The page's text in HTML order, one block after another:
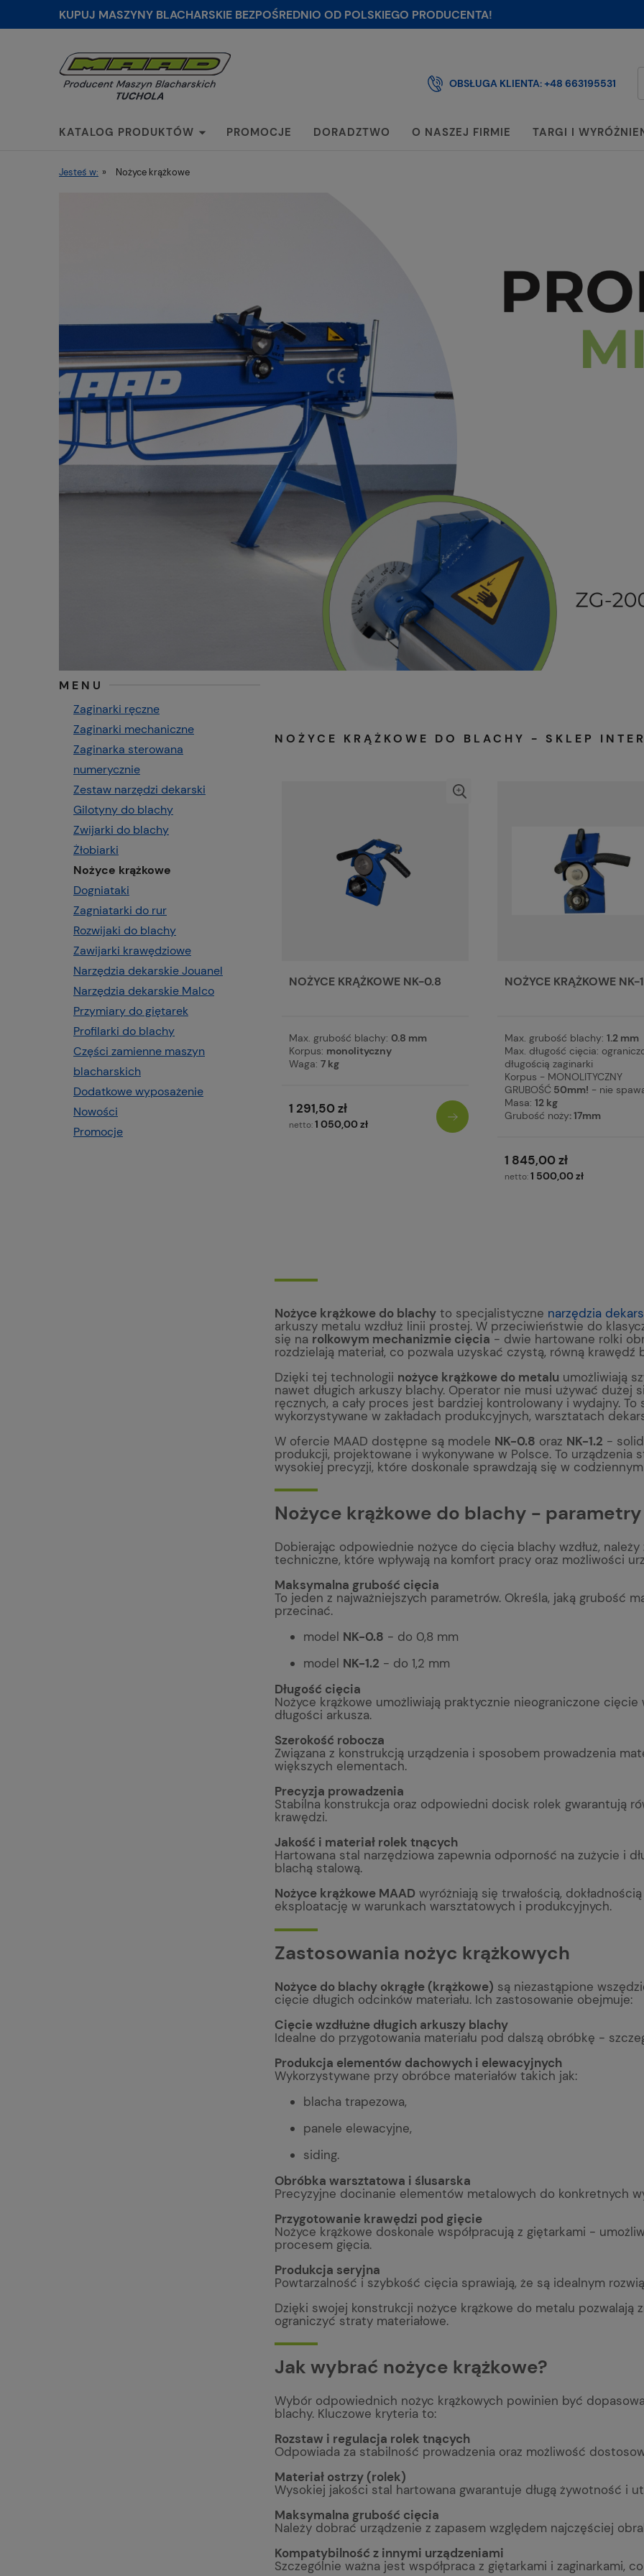
KUPUJ MASZYNY BLACHARSKIE BEZPOŚREDNIO OD POLSKIEGO PRODUCENTA!
OBSŁUGA KLIENTA:+48 663195531
KATALOG PRODUKTÓW PROMOCJE DORADZTWO O NASZEJ FIRMIE TARGI I
Jesteś w: » Nożyce krążkowe
MENU
Zaginarki ręczne
Zaginarki mechaniczne
Zaginarka sterowana
numerycznie
Zestaw narzędzi dekarski
Gilotyny do blachy
Zwijarki do blachy
Żłobiarki
Nożyce krążkowe
Dogniataki
Zagniatarki do rur
Rozwijaki do blachy
Zawijarki krawędziowe
Narzędzia dekarskie Jouanel
Narzędzia dekarskie Malco
Przymiary do giętarek
Profilarki do blachy
Części zamienne maszyn
blacharskich
Dodatkowe wyposażenie
Nowości
Promocje
NOŻYCE KRĄŻKOWE DO BLACHY - SKLEP
NOŻYCE KRĄŻKOWE NK-0.8
Max. grubość blachy: 0.8 mm
Korpus: monolityczny
Waga: 7 kg
1 291,50 zł
netto:1 050,00 zł
NOŻYCE KRĄŻKOWE NK-
Max. grubość blachy: 1.2 mm
Max. długość cięcia:
długością zaginarki
Korpus - MONOLITYCZNY
GRUBOŚĆ 50mm! - nie
Masa: 12 kg
Grubość noży: 17mm
1 845,00 zł
netto:1 500,00 zł
Nożyce krążkowe do blachy to specjalistyczne narzędzia
arkuszy metalu wzdłuż linii prostej. W przeciwieństwie do
się na rolkowym mechanizmie cięcia - dwie hartowane rolki
rozdzielają materiał, co pozwala uzyskać czystą, równą krawędź
Dzięki tej technologii nożyce krążkowe do metalu umożliwiają
nawet długich arkuszy blachy. Operator nie musi używać dużej
ręcznych, a cały proces jest bardziej kontrolowany i wydajny.
wykorzystywane w zakładach produkcyjnych, warsztatach
W ofercie MAAD dostępne są modele NK-0.8 oraz NK-1.2 -
produkcji, projektowane i wykonywane w Polsce. To urządzenia
wysokiej precyzji, które doskonale sprawdzają się w
Nożyce krążkowe do blachy - parametry
Dobierając odpowiednie nożyce do cięcia blachy wzdłuż,
techniczne, które wpływają na komfort pracy oraz możliwości
Maksymalna grubość cięcia
To jeden z najważniejszych parametrów. Określa, jaką grubość
przecinać.
model NK-0.8 - do 0,8 mm
model NK-1.2 - do 1,2 mm
Długość cięcia
Nożyce krążkowe umożliwiają praktycznie nieograniczone cięcie
długości arkusza.
Szerokość robocza
Związana z konstrukcją urządzenia i sposobem prowadzenia
większych elementach.
Precyzja prowadzenia
Stabilna konstrukcja oraz odpowiedni docisk rolek gwarantują
krawędzi.
Jakość i materiał rolek tnących
Hartowana stal narzędziowa zapewnia odporność na zużycie i
blachą stalową.
Nożyce krążkowe MAAD wyróżniają się trwałością,
eksploatację w warunkach warsztatowych i produkcyjnych.
Zastosowania nożyc krążkowych
Nożyce do blachy okrągłe (krążkowe) są niezastąpione
cięcie długich odcinków materiału. Ich zastosowanie obejmuje:
Cięcie wzdłużne długich arkuszy blachy
Idealne do przygotowania materiału pod dalszą obróbkę -
Produkcja elementów dachowych i elewacyjnych
Wykorzystywane przy obróbce materiałów takich jak:
blacha trapezowa,
panele elewacyjne,
siding.
Obróbka warsztatowa i ślusarska
Precyzyjne docinanie elementów metalowych do konkretnych
Przygotowanie krawędzi pod gięcie
Nożyce krążkowe doskonale współpracują z giętarkami -
procesem gięcia.
Produkcja seryjna
Powtarzalność i szybkość cięcia sprawiają, że są idealnym
Dzięki swojej konstrukcji nożyce krążkowe do metalu pozwalają
ograniczyć straty materiałowe.
Jak wybrać nożyce krążkowe?
Wybór odpowiednich nożyc krążkowych powinien być
blachy. Kluczowe kryteria to:
Rozstaw i regulacja rolek tnących
Odpowiada za stabilność prowadzenia oraz możliwość
Materiał ostrzy (rolek)
Wysokiej jakości stal hartowana gwarantuje długą żywotność i
Maksymalna grubość cięcia
Należy dobrać urządzenie z zapasem względem najczęściej
Kompatybilność z innymi urządzeniami
Szczególnie ważna jest współpraca z giętarkami i zaginarkami,